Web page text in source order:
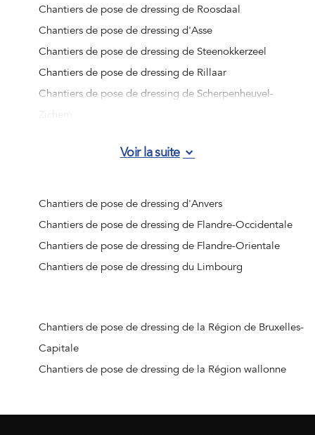
Chantiers de pose de dressing de Roosdaal
Chantiers de pose de dressing d'Asse
Chantiers de pose de dressing de Steenokkerzeel
Chantiers de pose de dressing de Rillaar
Chantiers de pose de dressing de Scherpenheuvel-
Chantiers de pose de dressing d'Hoegaarden
Chantiers de pose de dressing de Tervuren
Chantiers de pose de dressing de Relegem
Chantiers de pose de dressing de Wolvertem
Chantiers de pose de dressing de Rillaar
Chantiers de pose de dressing de Sint-Joris-Weert
Chantiers de pose de dressing de Leefdaal
Chantiers de pose de dressing de Lot
Voir la suite
Chantiers de pose de dressing d'Anvers
Chantiers de pose de dressing de Flandre-Occidentale
Chantiers de pose de dressing de Flandre-Orientale
Chantiers de pose de dressing du Limbourg
Chantiers de pose de dressing de la Région de Bruxelles-
Capitale
Chantiers de pose de dressing de la Région wallonne